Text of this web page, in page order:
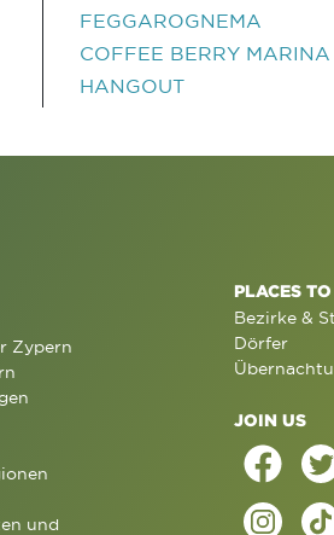
FEGGAROGNEMA
COFFEE BERRY
HANGOUT
Zypern
und
PLACES
Bezirke &
Dörfer
JOIN US